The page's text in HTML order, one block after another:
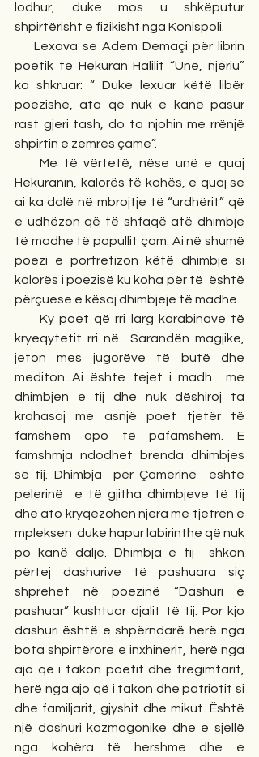
lodhur, duke mos u shkëputur
shpirtërisht e fizikisht nga Konispoli.
poetik të Hekuran Halilit “Unë, njeriu”
ka shkruar: “ Duke lexuar këtë libër
poezishë, ata që nuk e kanë pasur
rast gjeri tash, do ta njohin me rrënjë
shpirtin e zemrës çame”.
Hekuranin, kalorës të kohës, e quaj se
ai ka dalë në mbrojtje të “urdhërit” që
e udhëzon që të shfaqë atë dhimbje
të madhe të popullit çam. Ai në shumë
poezi e portretizon këtë dhimbje si
kalorës i poezisë ku koha për të  është
përçuese e kësaj dhimbjeje të madhe.
kryeqytetit rri në  Sarandën magjike,
jeton mes jugorëve të butë dhe
mediton...Ai ështe tejet i madh  me
dhimbjen e tij dhe nuk dëshiroj ta
krahasoj me asnjë poet tjetër të
famshëm apo të pafamshëm. E
famshmja ndodhet brenda dhimbjes
së tij. Dhimbja  për Çamërinë  është
pelerinë  e të gjitha dhimbjeve të tij
dhe ato kryqëzohen njera me tjetrën e
mpleksen  duke hapur labirinthe që nuk
po kanë dalje. Dhimbja e tij  shkon
përtej dashurive të pashuara siç
shprehet në poezinë “Dashuri e
pashuar” kushtuar djalit të tij. Por kjo
dashuri është e shpërndarë herë nga
bota shpirtërore e inxhinerit, herë nga
ajo qe i takon poetit dhe tregimtarit,
herë nga ajo që i takon dhe patriotit si
dhe familjarit, gjyshit dhe mikut. Është
një dashuri kozmogonike dhe e sjellë
nga kohëra të hershme dhe e